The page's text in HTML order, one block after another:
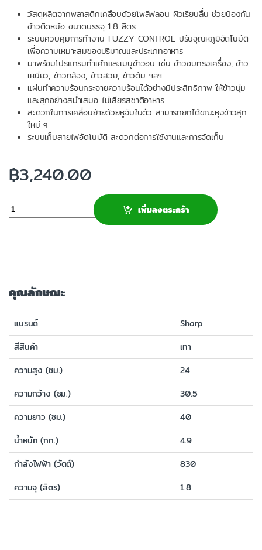
วัสดุผลิตจากพลาสติกเคลือบด้วยโพลีฟลอน ผิวเรียบลื่น ช่วยป้องกัน
ข้าวติดหม้อ ขนาดบรรจุ 1.8 ลิตร
ระบบควบคุมการทำงาน FUZZY CONTROL ปรับอุณหภูมิอัตโนมัติ
เพื่อความเหมาะสมของปริมาณและประเภทอาหาร
มาพร้อมโปรแกรมทำเค้กและเมนูข้าวอบ เช่น ข้าวอบทรงเครื่อง, ข้าว
เหนียว, ข้าวกล้อง, ข้าวสวย, ข้าวต้ม ฯลฯ
แผ่นทำความร้อนกระจายความร้อนได้อย่างมีประสิทธิภาพ ให้ข้าวนุ่ม
และสุกอย่างสม่ำเสมอ ไม่เสียรสชาติอาหาร
สะดวกในการเคลื่อนย้ายด้วยหูจับในตัว สามารถยกได้ขณะหุงข้าวสุก
ใหม่ ๆ
ระบบเก็บสายไฟอัตโนมัติ สะดวกต่อการใช้งานและการจัดเก็บ
฿3,240.00
จำนวน เพิ่มลงตระกร้า
คุณลักษณะ
แบรนด์
Sharp
สีสินค้า
เทา
ความสูง (ซม.)
24
ความกว้าง (ซม.)
30.5
ความยาว (ซม.)
40
น้ำหนัก (กก.)
4.9
กำลังไฟฟ้า (วัตต์)
830
ความจุ (ลิตร)
1.8